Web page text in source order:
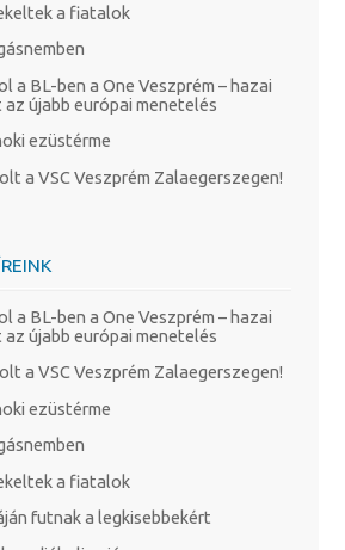
a fiatalok
a BL-ben a One Veszprém – hazai
újabb európai menetelés
ezüstérme
a VSC Veszprém Zalaegerszegen!
a BL-ben a One Veszprém – hazai
újabb európai menetelés
a VSC Veszprém Zalaegerszegen!
ezüstérme
a fiatalok
futnak a legkisebbekért